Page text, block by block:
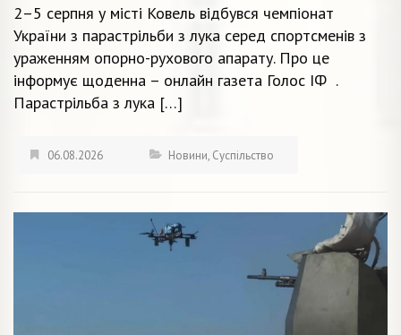
2–5 серпня у місті Ковель відбувся чемпіонат
України з парастрільби з лука серед спортсменів з
ураженням опорно-рухового апарату. Про це
інформує щоденна – онлайн газета Голос ІФ .
Парастрільба з лука […]
06.08.2026 Новини, Суспільство